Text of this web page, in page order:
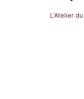
L’Atelier